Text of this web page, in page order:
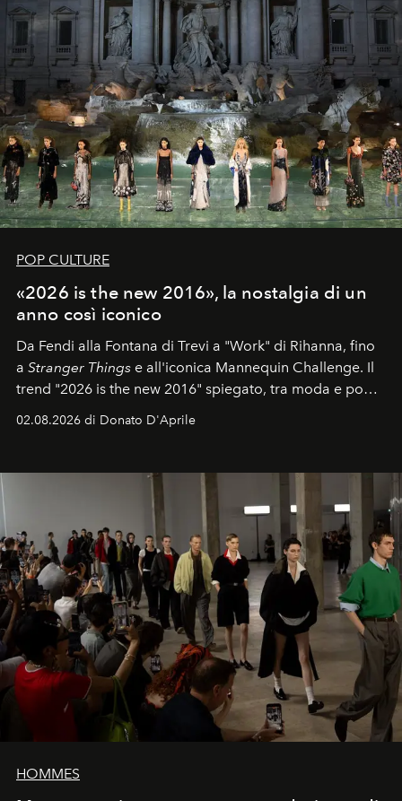
POP CULTURE
«2026 is the new 2016», la nostalgia di un
anno così iconico
Da Fendi alla Fontana di Trevi a "Work" di Rihanna, fino
a Stranger Things e all'iconica Mannequin Challenge. Il
trend "2026 is the new 2016" spiegato, tra moda e pop
02.08.2026 di Donato D'Aprile
HOMMES